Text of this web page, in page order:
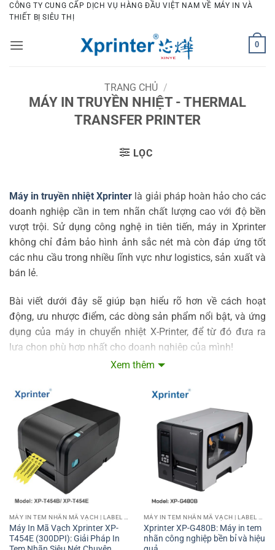
Bỏ
qua
dung
CÔNG TY CUNG CẤP DỊCH VỤ HÀNG ĐẦU VIỆT NAM VỀ MÁY IN VÀ
THIẾT BỊ SIÊU THỊ
0
TRANG CHỦ /
MÁY IN TRUYỀN NHIỆT - THERMAL
TRANSFER PRINTER
LỌC
Máy in truyền nhiệt Xprinter là giải pháp hoàn hảo cho các
doanh nghiệp cần in tem nhãn chất lượng cao với độ bền
vượt trội. Sử dụng công nghệ in tiên tiến, máy in Xprinter
không chỉ đảm bảo hình ảnh sắc nét mà còn đáp ứng tốt
các nhu cầu trong nhiều lĩnh vực như logistics, sản xuất và
bán lẻ.
Bài viết dưới đây sẽ giúp bạn hiểu rõ hơn về cách hoạt
động, ưu nhược điểm, các dòng sản phẩm nổi bật, và ứng
dụng của máy in chuyển nhiệt X-Printer, để từ đó đưa ra
lựa chọn phù hợp nhất cho doanh nghiệp của mình!
Máy in truyền nhiệt Xprinter là dòng máy in chuyên dụng
sử dụng công nghệ in chuyển nhiệt, trong đó hình ảnh
hoặc thông tin được in lên giấy hoặc vật liệu in thông qua
quá trình đốt nóng mực in trên ruy băng mực (ribbon). Loại
máy này được thiết kế để in các tem nhãn, mã vạch, hoặc
hình ảnh với độ bền cao và chất lượng sắc nét, phù hợp với
các môi trường yêu cầu in ấn lâu dài như kho vận, y tế,
hoặc sản xuất.
Máy in truyền nhiệt Xprinter hoạt động như thế
nào?
Xem thêm
Máy In Mã Vạch Xprinter XP-
T454E (300DPI): Giải Pháp In
Xprinter XP-G480B: Máy in tem
nhãn công nghiệp bền bỉ và hiệu